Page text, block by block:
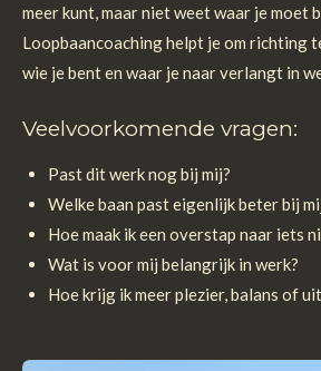
meer kunt, maar niet weet waar je moet
Loopbaancoaching helpt je om richting
wie je bent en waar je naar verlangt in
Veelvoorkomende vragen:
Past dit werk nog bij mij?
Welke baan past eigenlijk beter bij
Hoe maak ik een overstap naar iets
Wat is voor mij belangrijk in werk?
Hoe krijg ik meer plezier, balans of